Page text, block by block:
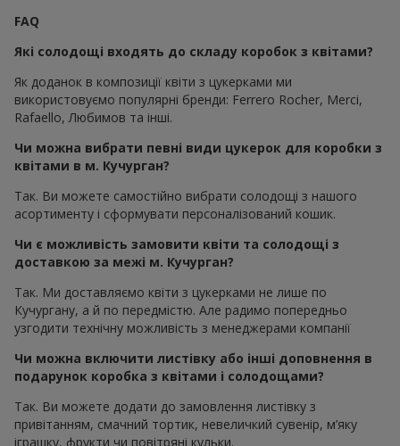
FAQ
Які солодощі входять до складу коробок з квітами?
Як доданок в композиції квіти з цукерками ми
використовуємо популярні бренди: Ferrero Rocher, Merci,
Rafaello, Любимов та інші.
Чи можна вибрати певні види цукерок для коробки з
квітами в м. Кучурган?
Так. Ви можете самостійно вибрати солодощі з нашого
асортименту і сформувати персоналізований кошик.
Чи є можливість замовити квіти та солодощі з
доставкою за межі м. Кучурган?
Так. Ми доставляємо квіти з цукерками не лише по
Кучургану, а й по передмістю. Але радимо попередньо
узгодити технічну можливість з менеджерами компанії
Чи можна включити листівку або інші доповнення в
подарунок коробка з квітами і солодощами?
Так. Ви можете додати до замовлення листівку з
привітанням, смачний тортик, невеличкий сувенір, м’яку
іграшку, фрукти чи повітряні кульки.